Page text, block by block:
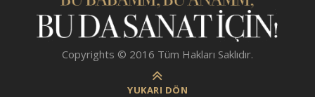
Copyrights © 2016 Tüm Hakları Saklıdır.
YUKARI DÖN